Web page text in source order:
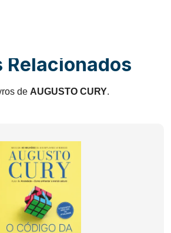
Relacionados
de AUGUSTO CURY.